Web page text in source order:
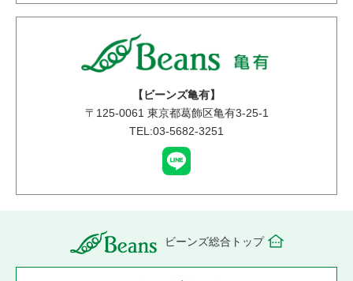
【ビーンズ亀有】
〒 125-0061 東京都葛飾区亀有3-25-1
TEL:03-5682-3251
ビーンズ総合トップ